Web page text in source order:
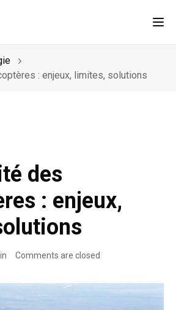
: enjeux, limites, solutions
des
: enjeux,
Comments are closed